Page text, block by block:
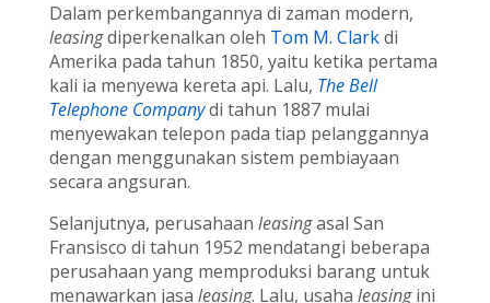
Dalam perkembangannya di zaman modern,
leasingdiperkenalkan oleh Tom M. Clarkdi
Amerika pada tahun 1850, yaitu ketika pertama
kali ia menyewa kereta api. Lalu, The Bell
Telephone Companydi tahun 1887 mulai
menyewakan telepon pada tiap pelanggannya
dengan menggunakan sistem pembiayaan
secara angsuran.
Selanjutnya, perusahaan leasingasal San
Fransisco di tahun 1952 mendatangi beberapa
perusahaan yang memproduksi barang untuk
menawarkan jasa leasing. Lalu, usaha leasingini